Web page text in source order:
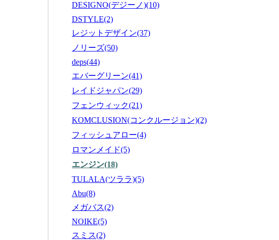
DESIGNO(デジーノ)(10)
DSTYLE(2)
レジットデザイン(37)
ノリーズ(50)
deps(44)
エバーグリーン(41)
レイドジャパン(29)
フェンウィック(21)
KOMCLUSION(コンクルージョン)(2)
フィッシュアロー(4)
ロマンメイド(5)
エンジン(18)
TULALA(ツララ)(5)
Abu(8)
メガバス(2)
NOIKE(5)
スミス(2)